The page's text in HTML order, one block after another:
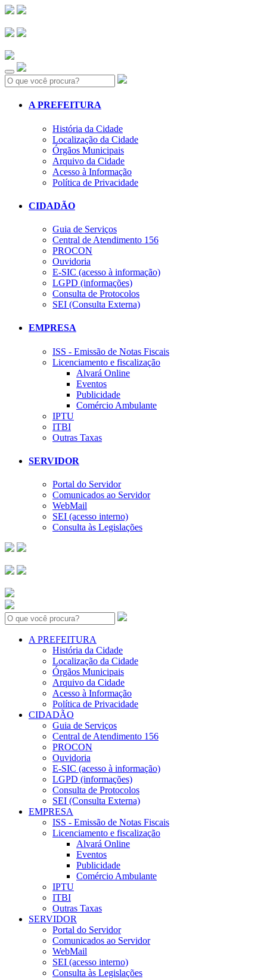
Search:
A PREFEITURA
História da Cidade
Localização da Cidade
Órgãos Municipais
Arquivo da Cidade
Acesso à Informação
Política de Privacidade
CIDADÃO
Guia de Serviços
Central de Atendimento 156
PROCON
Ouvidoria
E-SIC (acesso à informação)
LGPD (informações)
Consulta de Protocolos
SEI (Consulta Externa)
EMPRESA
ISS - Emissão de Notas Fiscais
Licenciamento e fiscalização
Alvará Online
Eventos
Publicidade
Comércio Ambulante
IPTU
ITBI
Outras Taxas
SERVIDOR
Portal do Servidor
Comunicados ao Servidor
WebMail
SEI (acesso interno)
Consulta às Legislações
Search:
A PREFEITURA
História da Cidade
Localização da Cidade
Órgãos Municipais
Arquivo da Cidade
Acesso à Informação
Política de Privacidade
CIDADÃO
Guia de Serviços
Central de Atendimento 156
PROCON
Ouvidoria
E-SIC (acesso à informação)
LGPD (informações)
Consulta de Protocolos
SEI (Consulta Externa)
EMPRESA
ISS - Emissão de Notas Fiscais
Licenciamento e fiscalização
Alvará Online
Eventos
Publicidade
Comércio Ambulante
IPTU
ITBI
Outras Taxas
SERVIDOR
Portal do Servidor
Comunicados ao Servidor
WebMail
SEI (acesso interno)
Consulta às Legislações